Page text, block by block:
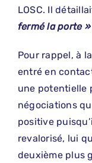
LOSC. Il
fermé la porte »
Pour rappel, à
entré en
une potentielle
négociations
positive
revalorisé, lui
deuxième plus